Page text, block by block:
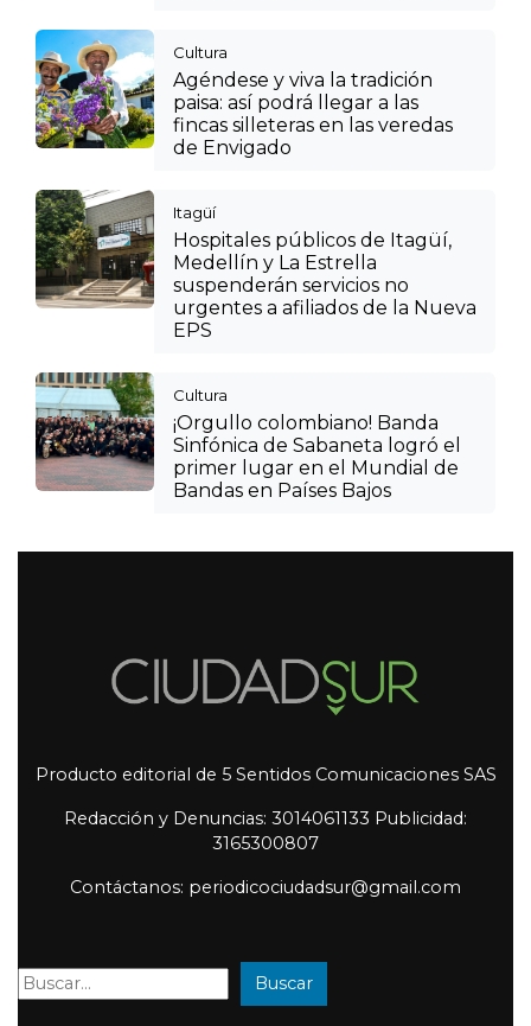
Cultura
Agéndese y viva la tradición
paisa: así podrá llegar a las
fincas silleteras en las veredas
de Envigado
Itagüí
Hospitales públicos de Itagüí,
Medellín y La Estrella
suspenderán servicios no
urgentes a afiliados de la Nueva
EPS
Cultura
¡Orgullo colombiano! Banda
Sinfónica de Sabaneta logró el
primer lugar en el Mundial de
Bandas en Países Bajos
Producto editorial de 5 Sentidos Comunicaciones SAS
Redacción y Denuncias: 3014061133 Publicidad:
3165300807
Contáctanos: periodicociudadsur@gmail.com
Buscar: Buscar